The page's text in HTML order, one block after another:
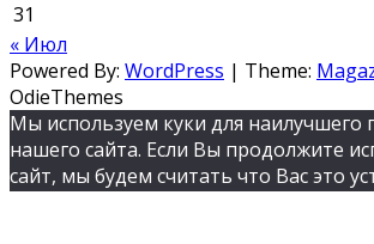
31
« Июл
Powered By: WordPress | Theme:
OdieThemes
Мы используем куки для наилучшего
нашего сайта. Если Вы продолжите
сайт, мы будем считать что Вас это